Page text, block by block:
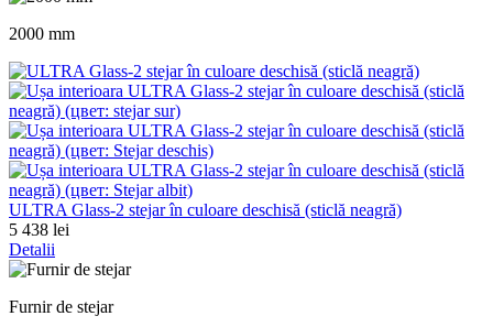
2000 mm
ULTRA Glass-2 stejar în culoare deschisă (sticlă neagră)
5 438 lei
Detalii
Furnir de stejar